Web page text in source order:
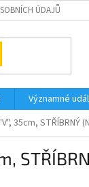
ÚDAJŮ
Významné
35cm, STŘÍBRNÝ